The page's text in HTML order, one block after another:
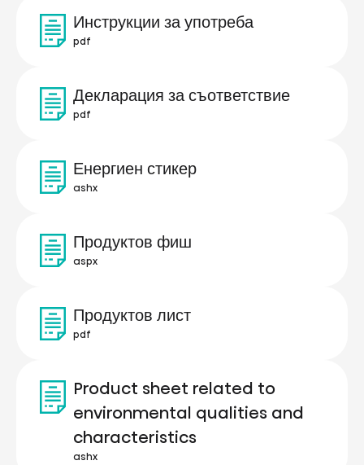
Инструкции за употреба
pdf
Декларация за съответствие
pdf
Енергиен стикер
ashx
Продуктов фиш
aspx
Продуктов лист
pdf
Product sheet related to
environmental qualities and
characteristics
ashx